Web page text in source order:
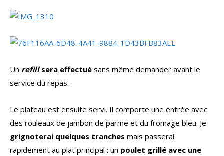
Un refillsera effectué sans même demander avant le
service du repas.
Le plateau est ensuite servi. Il comporte une entrée avec
des rouleaux de jambon de parme et du fromage bleu. Je
grignoterai quelques tranches mais passerai
rapidement au plat principal : un poulet grillé avec une